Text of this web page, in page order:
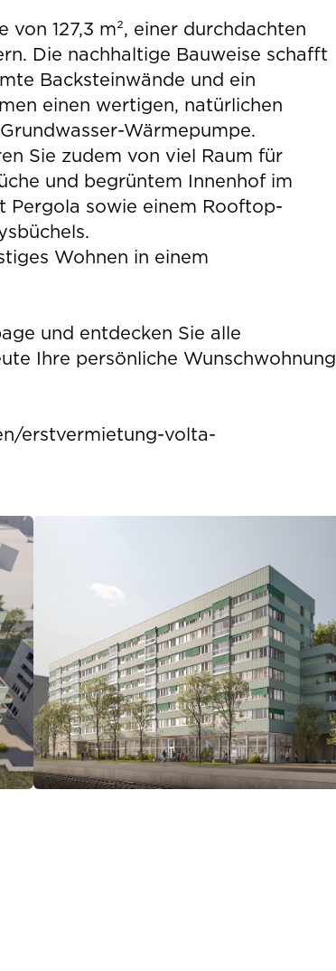
127,3 m², einer durchdachten
Die nachhaltige Bauweise schafft
Backsteinwände und ein
einen wertigen, natürlichen
Wärmepumpe.
Sie zudem von viel Raum für
und begrüntem Innenhof im
Pergola sowie einem Rooftop-
Wohnen in einem
und entdecken Sie alle
Ihre persönliche Wunschwohnung
erstvermietung-volta-